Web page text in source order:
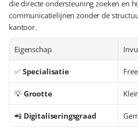
die directe ondersteuning zoeken en
communicatielijnen zonder de
kantoor.
Eigenschap
✅ Specialisatie
💡 Grootte
📲 Digitaliseringsgraad